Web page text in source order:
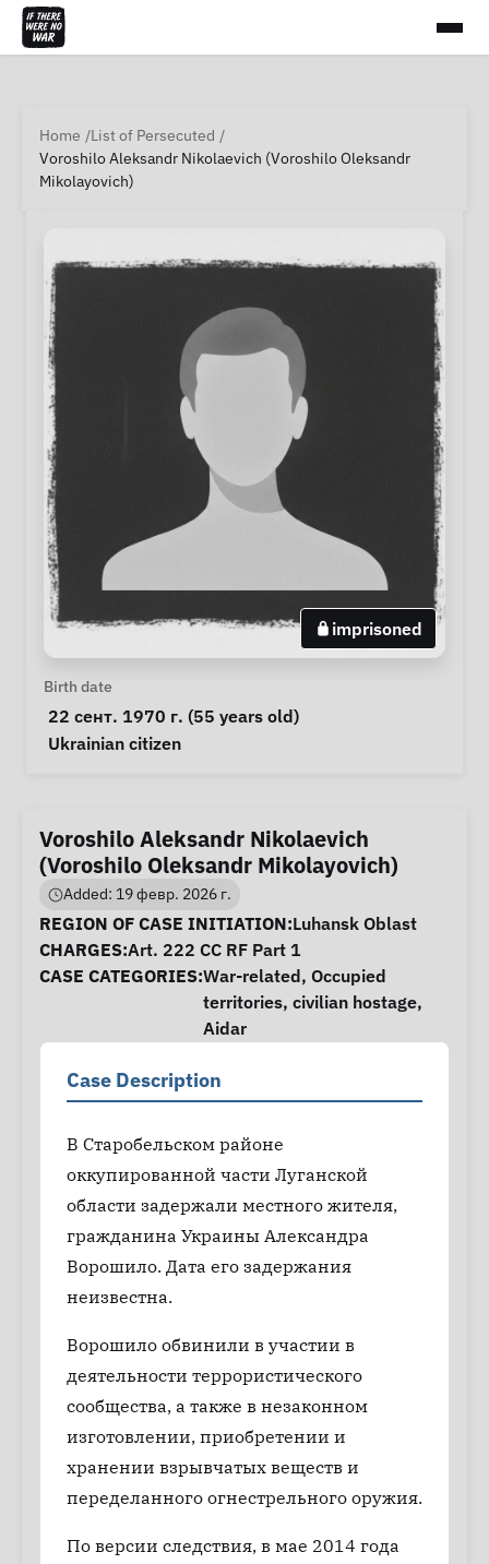
Home
List of Persecuted
Voroshilo Aleksandr Nikolaevich (Voroshilo Oleksandr
Mikolayovich)
imprisoned
Personal Information
Birth date
22 сент. 1970 г. (55 years old)
Special circumstances
Ukrainian citizen
Voroshilo Aleksandr Nikolaevich
(Voroshilo Oleksandr Mikolayovich)
Added: 19 февр. 2026 г.
Case Information
REGION OF CASE INITIATION:Luhansk Oblast
CHARGES:Art. 222 CC RF Part 1
CASE CATEGORIES:War-related, Occupied
territories, civilian hostage,
Aidar
Case Description
В Старобельском районе
оккупированной части Луганской
области задержали местного жителя,
гражданина Украины Александра
Ворошило. Дата его задержания
неизвестна.
Ворошило обвинили в участии в
деятельности террористического
сообщества, а также в незаконном
изготовлении, приобретении и
хранении взрывчатых веществ и
переделанного огнестрельного оружия.
По версии следствия, в мае 2014 года